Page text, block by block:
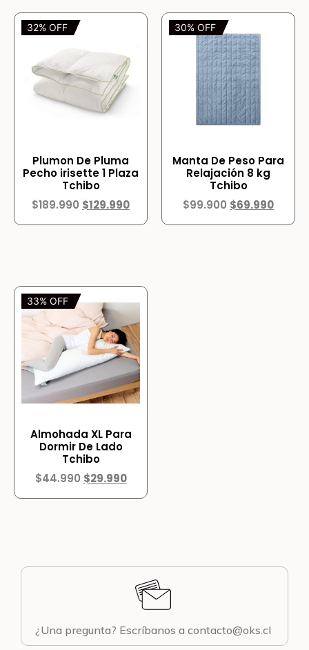
32% OFF
Plumon De Pluma
Pecho irisette 1 Plaza
Tchibo
$189.990 $129.990
30% OFF
Manta De Peso Para
Relajación 8 kg
Tchibo
$99.900 $69.990
33% OFF
Almohada XL Para
Dormir De Lado
Tchibo
$44.990 $29.990
¿Una pregunta? Escríbanos a contacto@oks.cl